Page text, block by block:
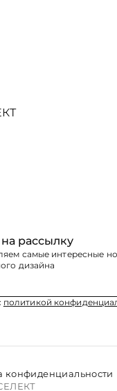
рассылку
самые интересные
политикой